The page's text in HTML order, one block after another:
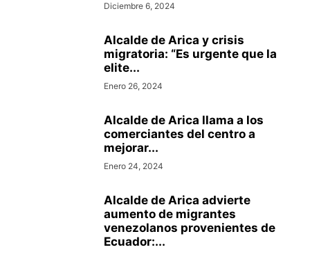
Diciembre 6, 2024
Alcalde de Arica y crisis
migratoria: “Es urgente que la
elite...
Enero 26, 2024
Alcalde de Arica llama a los
comerciantes del centro a
mejorar...
Enero 24, 2024
Alcalde de Arica advierte
aumento de migrantes
venezolanos provenientes de
Ecuador:...